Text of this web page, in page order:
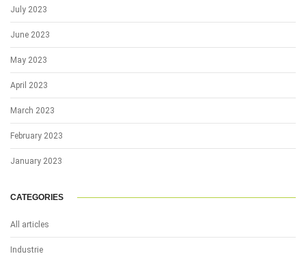
July 2023
June 2023
May 2023
April 2023
March 2023
February 2023
January 2023
CATEGORIES
All articles
Industrie